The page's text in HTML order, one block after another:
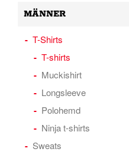
MÄNNER
T-Shirts
T-shirts
Muckishirt
Longsleeve
Polohemd
Ninja t-shirts
Sweats